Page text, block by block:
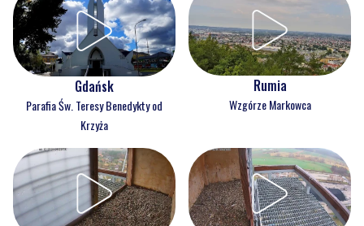
Gdańsk
Parafia Św. Teresy Benedykty od
Krzyża
Rumia
Wzgórze Markowca